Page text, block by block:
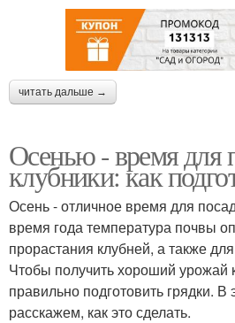
читать дальше →
Осенью - время для
клубники: как
Осень - отличное время для
время года температура почвы
прорастания клубней, а также
Чтобы получить хороший урожай
правильно подготовить грядки. В
расскажем, как это сделать.